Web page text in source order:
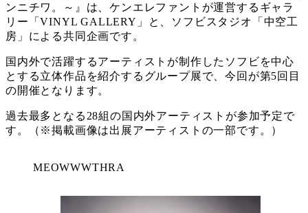
ンニチワ。～』は、ケンエレファントが運営するギャラ
リー「VINYL GALLERY」と、ソフビスタジオ「中空工
房」による共同企画です。
国内外で活躍するアーティストが制作したソフビを中心
とする立体作品を紹介するグループ展で、今回が第5回目
の開催となります。
過去最多となる28組の国内外アーティストが参加予定で
す。（※掲載画像は出展アーティストの一部です。）
MEOWWWTHRA